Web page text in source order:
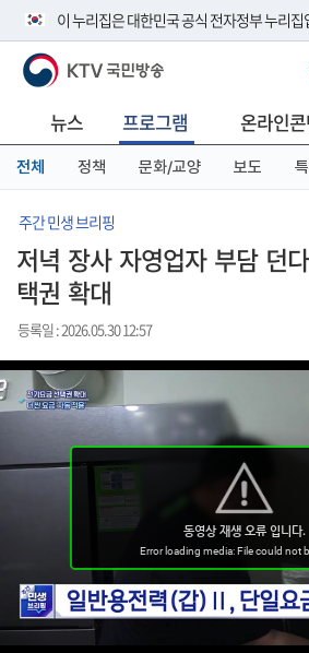
이 누리집은 대한민국 공식 전자정부 누리집
공식 누리집 주소 확인하기
니다.
이밖에 or.kr 또는 .kr등 다른 도메인 주소를
서 도메인 주소를 확인해 보세요
KTV 국민방송
뉴스 프로그램 온라인
전체 정책 문화/교양 보도
주간 민생 브리핑
저녁 장사 자영업자 부담 던
택권 확대
등록일 : 2026.05.30 12:57